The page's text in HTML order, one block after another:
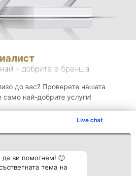
Live chat
да ви помогнем! 🙂
тема на
- добрите в бранша.
до вас? Проверете нашата
само най-добрите услуги!